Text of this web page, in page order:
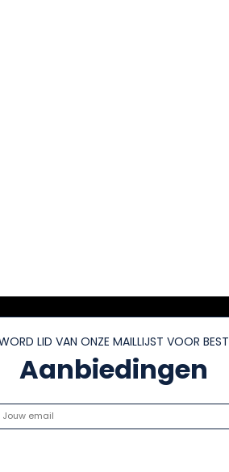
LID VAN ONZE MAILLIJST VOOR BEST
Aanbiedingen